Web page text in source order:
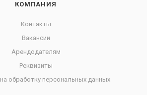
КОМПАНИЯ
Контакты
Вакансии
Арендодателям
Реквизиты
обработку персональных данных